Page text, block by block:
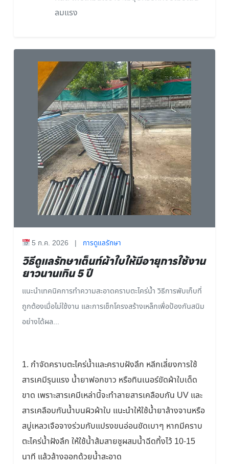
ลมแรง
5 ก.ค. 2026 | การดูแลรักษา
วิธีดูแลรักษาเต็นท์ผ้าใบให้มีอายุการใช้งาน
ยาวนานเกิน 5 ปี
แนะนำเทคนิคการทำความสะอาดคราบตะไคร่น้ำ วิธีการพับเก็บที่
ถูกต้องเมื่อไม่ใช้งาน และการเช็กโครงสร้างเหล็กเพื่อป้องกันสนิม
อย่างได้ผล...
1. กำจัดคราบตะไคร่น้ำและคราบฝังลึก หลีกเลี่ยงการใช้
สารเคมีรุนแรง น้ำยาฟอกขาว หรือทินเนอร์ขัดผ้าใบเด็ด
ขาด เพราะสารเคมีเหล่านี้จะทำลายสารเคลือบกัน UV และ
สารเคลือบกันน้ำบนผิวผ้าใบ แนะนำให้ใช้น้ำยาล้างจานหรือ
สบู่เหลวเจือจางร่วมกับแปรงขนอ่อนขัดเบาๆ หากมีคราบ
ตะไคร่น้ำฝังลึก ให้ใช้น้ำส้มสายชูผสมน้ำฉีดทิ้งไว้ 10-15
นาที แล้วล้างออกด้วยน้ำสะอาด